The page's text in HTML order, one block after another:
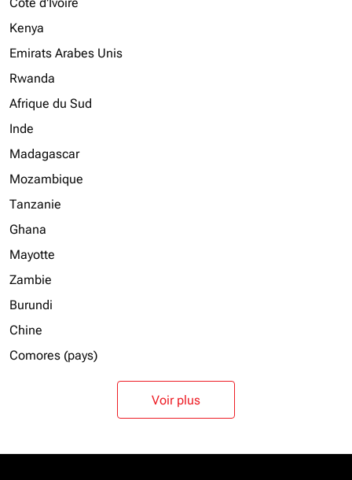
Côte d'Ivoire
Kenya
Emirats Arabes Unis
Rwanda
Afrique du Sud
Inde
Madagascar
Mozambique
Tanzanie
Ghana
Mayotte
Zambie
Burundi
Chine
Comores (pays)
Voir plus